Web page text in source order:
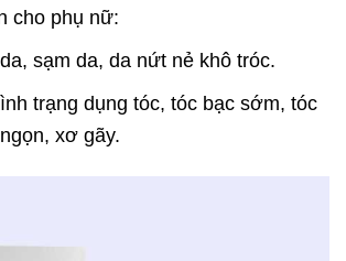
cho phụ nữ:
sạm da, da nứt nẻ khô tróc.
trạng dụng tóc, tóc bạc sớm, tóc
xơ gãy.